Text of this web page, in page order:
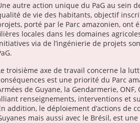
autre action unique du PaG au sein
de vie des habitants, objectif
porté par le Parc amazonien, ont
locales dans les domaines
via de l’ingénierie de projets
troisième axe de travail concerne la
est une priorité du Parc
de Guyane, la Gendarmerie,
renseignements, interventions et
addition, le déploiement d’actions de
mais aussi avec le Brésil, est